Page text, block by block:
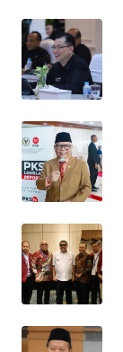
WAHANA
UMKM
WAHANA
SELEB
WAHANA
PERSONA
WAHANA
OTOMOTIF
WAHANA
HEALTH